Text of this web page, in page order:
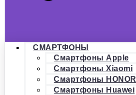
СМАРТФОНЫ
Смартфоны Apple
Смартфоны Xiaomi
Смартфоны HONOR
Смартфоны Huawei